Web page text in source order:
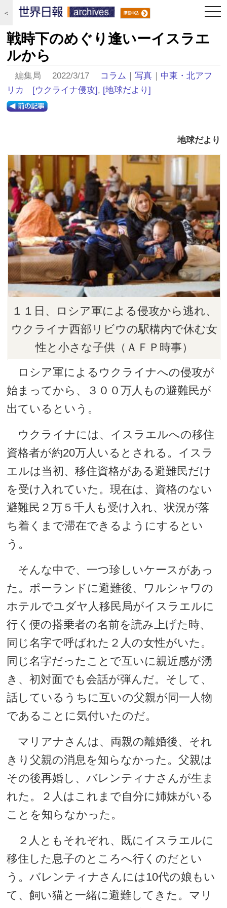
＜
戦時下のめぐり逢いーイスラエ
ルから
編集局 2022/3/17 コラム ｜写真 ｜ 中東・北アフ
リカ
[ウクライナ侵攻], [地球だより]
地球だより
１１日、ロシア軍による侵攻から逃れ、
ウクライナ西部リビウの駅構内で休む女
性と小さな子供（ＡＦＰ時事）
ロシア軍によるウクライナへの侵攻が
始まってから、３００万人もの避難民が
出ているという。
ウクライナには、イスラエルへの移住
資格者が約20万人いるとされる。イスラ
エルは当初、移住資格がある避難民だけ
を受け入れていた。現在は、資格のない
避難民２万５千人も受け入れ、状況が落
ち着くまで滞在できるようにするとい
う。
そんな中で、一つ珍しいケースがあっ
た。ポーランドに避難後、ワルシャワの
ホテルでユダヤ人移民局がイスラエルに
行く便の搭乗者の名前を読み上げた時、
同じ名字で呼ばれた２人の女性がいた。
同じ名字だったことで互いに親近感が湧
き、初対面でも会話が弾んだ。そして、
話しているうちに互いの父親が同一人物
であることに気付いたのだ。
マリアナさんは、両親の離婚後、それ
きり父親の消息を知らなかった。父親は
その後再婚し、バレンティナさんが生ま
れた。２人はこれまで自分に姉妹がいる
ことを知らなかった。
２人ともそれぞれ、既にイスラエルに
移住した息子のところへ行くのだとい
う。バレンティナさんには10代の娘もい
て、飼い猫と一緒に避難してきた。マリ